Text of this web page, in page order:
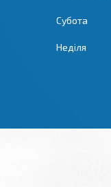
Субота
Неділя